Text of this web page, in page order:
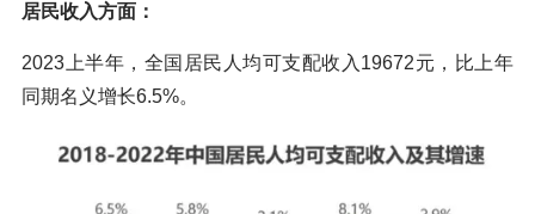
居民收入方面：
2023上半年，全国居民人均可支配收入19672元，比上年
同期名义增长6.5%。